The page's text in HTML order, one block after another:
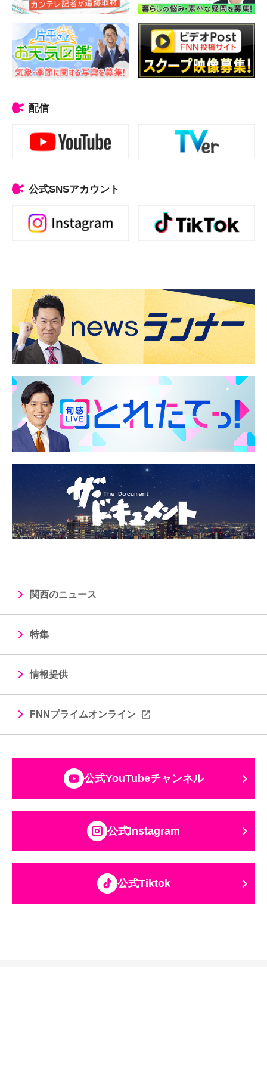
配信
公式SNSアカウント
関西のニュース
特集
情報提供
FNNプライムオンライン
公式YouTubeチャンネル
公式Instagram
公式Tiktok